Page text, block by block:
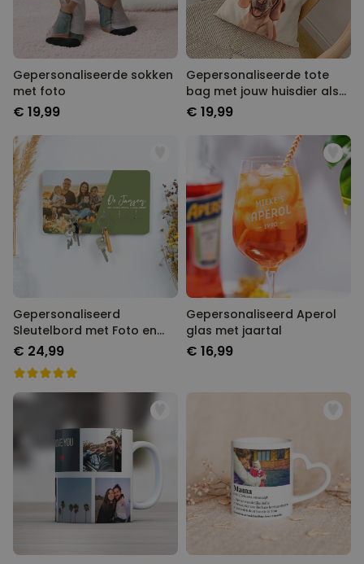
Gepersonaliseerde sokken
met foto
€ 19,99
Gepersonaliseerde tote
bag met jouw huisdier als
comic
€ 19,99
Gepersonaliseerd
Sleutelbord met Foto en
Tekst
€ 24,99
Gepersonaliseerd Aperol
glas met jaartal
€ 16,99